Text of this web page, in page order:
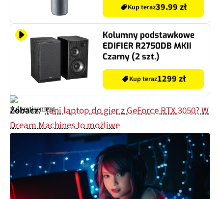
Kup teraz39.99 zł
Kolumny podstawkowe
EDIFIER R2750DB MKII
Czarny (2 szt.)
Kup teraz1299 zł
Zobacz:Tani laptop do gier z GeForce RTX 3050? W
Dream Machines to możliwe